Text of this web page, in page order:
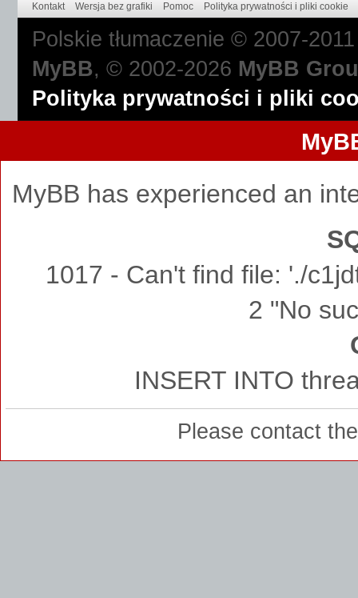
Kontakt Wersja bez grafiki Pomoc Polityka prywatności i pliki cookie
Polskie tłumaczenie © 2007-
MyBB, © 2002-2026 MyBB
Polityka prywatności i pliki
MyBB has experienced an
1017 - Can't find file: './
2 "No
INSERT INTO
Please contact